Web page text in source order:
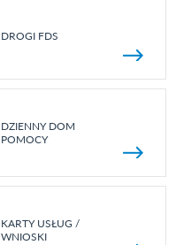
DROGI FDS
DZIENNY DOM
POMOCY
KARTY USŁUG /
WNIOSKI